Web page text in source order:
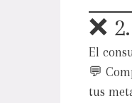
❌
El
💬
tus